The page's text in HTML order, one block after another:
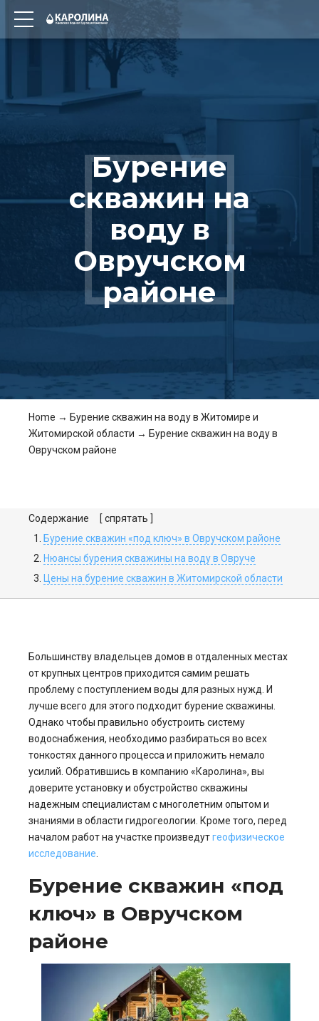
Бурение
скважин на
воду в
Овручском
районе
Home → Бурение скважин на воду в Житомире и
Житомирской области → Бурение скважин на воду в
Овручском районе
Содержание
[ спрятать ]
Бурение скважин «под ключ» в Овручском районе
Нюансы бурения скважины на воду в Овруче
Цены на бурение скважин в Житомирской области
Большинству владельцев домов в отдаленных местах
от крупных центров приходится самим решать
проблему с поступлением воды для разных нужд. И
лучше всего для этого подходит бурение скважины.
Однако чтобы правильно обустроить систему
водоснабжения, необходимо разбираться во всех
тонкостях данного процесса и приложить немало
усилий. Обратившись в компанию «Каролина», вы
доверите установку и обустройство скважины
надежным специалистам с многолетним опытом и
знаниями в области гидрогеологии. Кроме того, перед
началом работ на участке произведутгеофизическое
исследование
Бурение скважин «под
ключ» в Овручском
районе